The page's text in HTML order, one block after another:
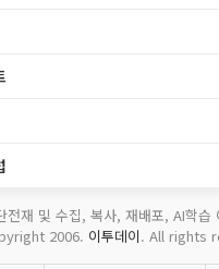
전재 및 수집, 복사, 재배포, AI학습
2006. 이투데이. All rights